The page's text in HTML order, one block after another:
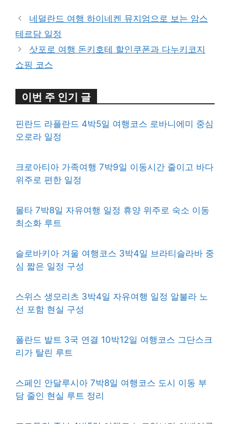
네덜란드 여행 하이네켄 뮤지엄으로 보는 암스
테르담 일정
삿포로 여행 돈키호테 할인쿠폰과 다누키코지
쇼핑 코스
이번 주 인기 글
핀란드 라플란드 4박5일 여행코스 로바니에미 중심
오로라 일정
크로아티아 가족여행 7박9일 이동시간 줄이고 바다
위주로 편한 일정
몰타 7박8일 자유여행 일정 휴양 위주로 숙소 이동
최소화 루트
슬로바키아 겨울 여행코스 3박4일 브라티슬라바 중
심 짧은 일정 구성
스위스 생모리츠 3박4일 자유여행 일정 알불라 노
선 포함 현실 구성
폴란드 발트 3국 연결 10박12일 여행코스 그단스크
리가 탈린 루트
스페인 안달루시아 7박8일 여행코스 도시 이동 부
담 줄인 현실 루트 정리